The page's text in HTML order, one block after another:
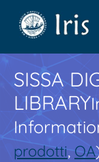
SISSA
LIBRARY
prodotti,OA